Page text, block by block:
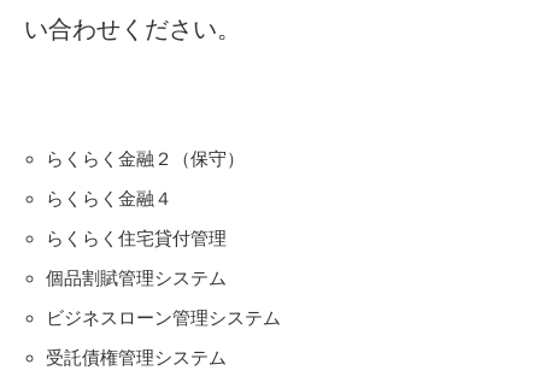
い合わせください。
らくらく金融２（保守）
らくらく金融４
らくらく住宅貸付管理
個品割賦管理システム
ビジネスローン管理システム
受託債権管理システム